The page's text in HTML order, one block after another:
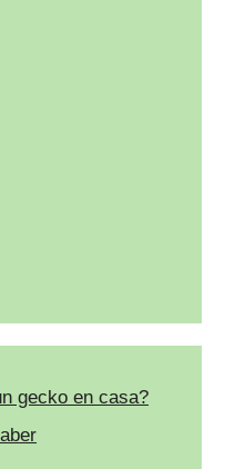
gecko en casa?